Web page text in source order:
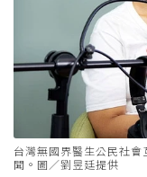
台灣無國界醫生公民社
聞。圖／劉昱廷提供